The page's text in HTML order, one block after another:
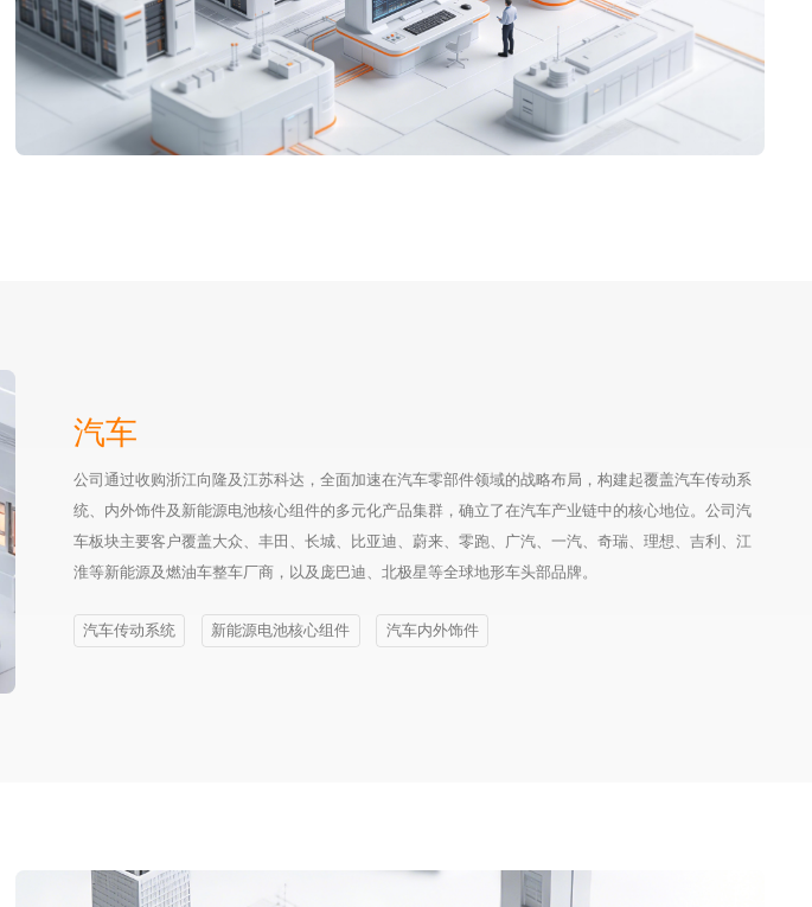
汽车
公司通过收购浙江向隆及江苏科达，全面加速在汽车零部件领域的战略布局，构建起覆盖汽车传动系
统、内外饰件及新能源电池核心组件的多元化产品集群，确立了在汽车产业链中的核心地位。公司汽
车板块主要客户覆盖大众、丰田、长城、比亚迪、蔚来、零跑、广汽、一汽、奇瑞、理想、吉利、江
淮等新能源及燃油车整车厂商，以及庞巴迪、北极星等全球地形车头部品牌。
汽车传动系统 新能源电池核心组件 汽车内外饰件